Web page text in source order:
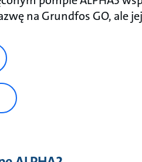
na Grundfos GO, ale